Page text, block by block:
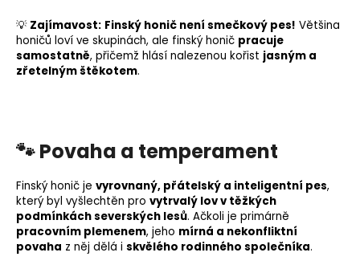
💡 Zajímavost: Finský honič není smečkový pes! Většina
honičů loví ve skupinách, ale finský honič pracuje
samostatně, přičemž hlásí nalezenou kořist jasným a
zřetelným štěkotem.
🐾 Povaha a temperament
Finský honič je vyrovnaný, přátelský a inteligentní pes,
který byl vyšlechtěn pro vytrvalý lov v těžkých
podmínkách severských lesů. Ačkoli je primárně
pracovním plemenem, jeho mírná a nekonfliktní
povaha z něj dělá i skvělého rodinného společníka.